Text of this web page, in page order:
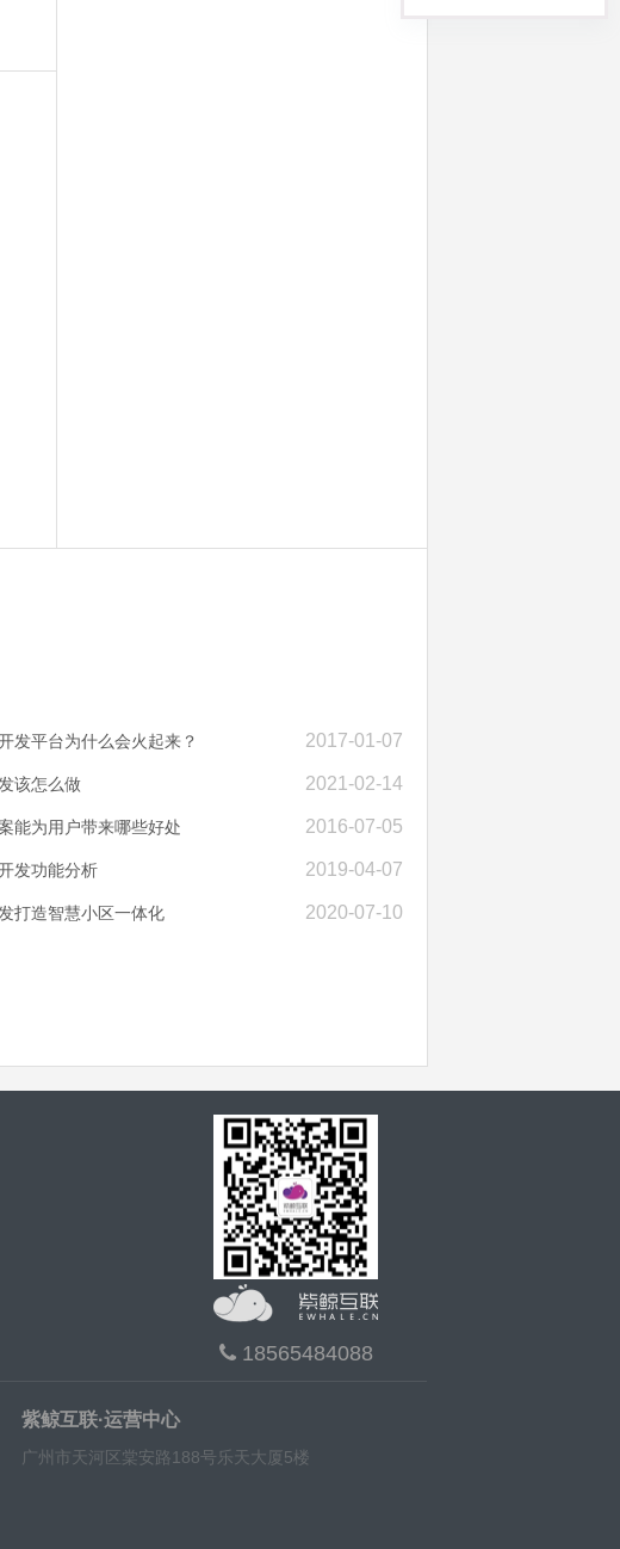
2017-01-07
发平台为什么会火起来？
2021-02-14
该怎么做
2016-07-05
能为用户带来哪些好处
2019-04-07
发功能分析
2020-07-10
打造智慧小区一体化
18565484088
紫鲸互联·运营中心
广州市天河区棠安路188号乐天大厦5楼